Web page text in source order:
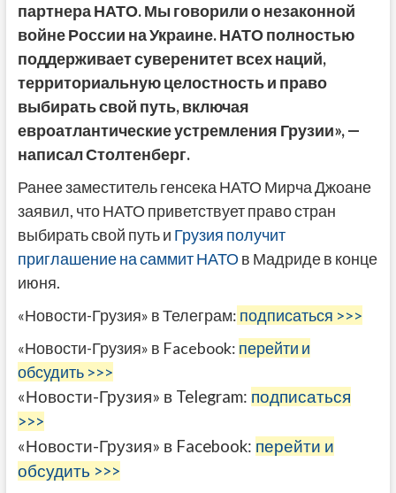
партнера НАТО. Мы говорили о незаконной
войне России на Украине. НАТО полностью
поддерживает суверенитет всех наций,
территориальную целостность и право
выбирать свой путь, включая
евроатлантические устремления Грузии», —
написал Столтенберг.
Ранее заместитель генсека НАТО Мирча Джоане
заявил, что НАТО приветствует право стран
выбирать свой путь и Грузия получит
приглашение на саммит НАТО в Мадриде в конце
июня.
«Новости-Грузия» в Телеграм: подписаться >>>
«Новости-Грузия» в Facebook: перейти и
обсудить >>>
«Новости-Грузия» в Telegram: подписаться
>>>
«Новости-Грузия» в Facebook: перейти и
обсудить >>>